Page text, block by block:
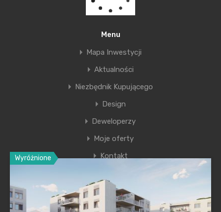
Nie prognozuje się na rok 2016 istotnych zmian
w trendach ustanowionych w roku 2015 oraz
w przejściu rynku do fazy recesji.
Instytut Analiz MRN
Wyróżnione
Menu
Mapa Inwestycji
Aktualności
Niezbędnik Kupującego
Design
Deweloperzy
Moje oferty
Kontakt
Ostatnie wpisy